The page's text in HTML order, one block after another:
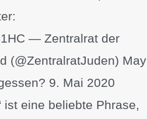
— Zentralrat der
(@ZentralratJuden) May
9. Mai 2020
ist eine beliebte Phrase,